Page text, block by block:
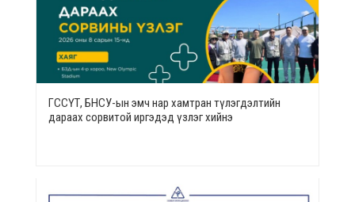
ГССҮТ, БНСУ-ын эмч нар хамтран түлэгдэлтийн
дараах сорвитой иргэдэд үзлэг хийнэ